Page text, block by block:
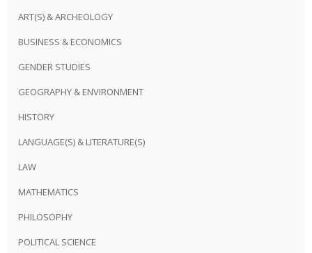
ART(S) & ARCHEOLOGY
BUSINESS & ECONOMICS
GENDER STUDIES
GEOGRAPHY & ENVIRONMENT
HISTORY
LANGUAGE(S) & LITERATURE(S)
LAW
MATHEMATICS
PHILOSOPHY
POLITICAL SCIENCE